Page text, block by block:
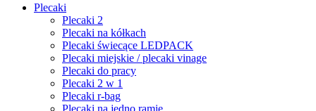
Plecaki
Plecaki 2
Plecaki na kółkach
Plecaki świecące LEDPACK
Plecaki miejskie / plecaki vinage
Plecaki do pracy
Plecaki 2 w 1
Plecaki r-bag
Plecaki na jedno ramię